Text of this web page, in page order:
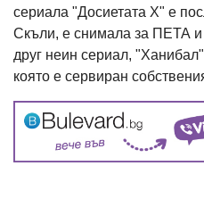
сериала "Досиетата Х" е
Скъли, е снимала за ПЕТА и
друг неин сериал,
която е сервиран